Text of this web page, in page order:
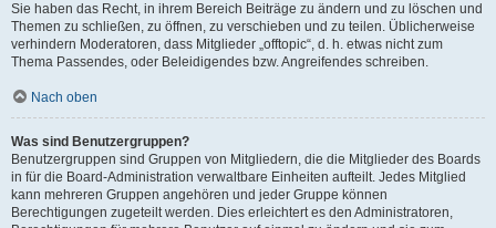
Sie haben das Recht, in ihrem Bereich Beiträge zu ändern und zu löschen und
Themen zu schließen, zu öffnen, zu verschieben und zu teilen. Üblicherweise
verhindern Moderatoren, dass Mitglieder „offtopic“, d. h. etwas nicht zum
Thema Passendes, oder Beleidigendes bzw. Angreifendes schreiben.
Nach oben
Was sind Benutzergruppen?
Benutzergruppen sind Gruppen von Mitgliedern, die die Mitglieder des Boards
in für die Board-Administration verwaltbare Einheiten aufteilt. Jedes Mitglied
kann mehreren Gruppen angehören und jeder Gruppe können
Berechtigungen zugeteilt werden. Dies erleichtert es den Administratoren,